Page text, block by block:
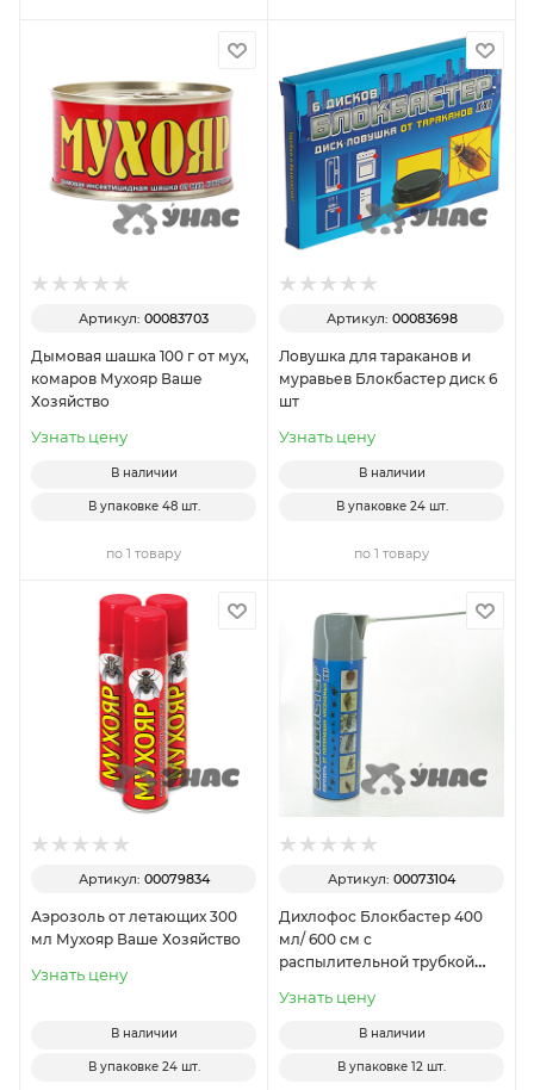
Артикул: 00083703
Дымовая шашка 100 г от мух,
комаров Мухояр Ваше
Хозяйство
Узнать цену
В наличии
В упаковке 48 шт.
по 1 товару
Артикул: 00083698
Ловушка для тараканов и
муравьев Блокбастер диск 6
шт
Узнать цену
В наличии
В упаковке 24 шт.
по 1 товару
Артикул: 00079834
Аэрозоль от летающих 300
мл Мухояр Ваше Хозяйство
Узнать цену
В наличии
В упаковке 24 шт.
Артикул: 00073104
Дихлофос Блокбастер 400
мл/ 600 см с
распылительной трубкой
Узнать цену
В наличии
В упаковке 12 шт.